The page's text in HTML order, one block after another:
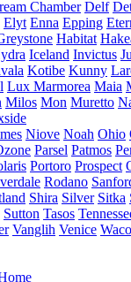
Chamber Delf
Elyt Enna Epping
Habitat
Iceland Invictus
Kotibe Kunny
Lux Marmorea Maia
Milos Mon Muretto
Niove Noah Ohio
Parsel Patmos
Portoro Prospect
Rodano
Shira Silver Sitka
Sutton Tasos
Vanglih Venice